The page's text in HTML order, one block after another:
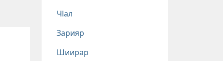
Чlал
Зарияр
Шиирар